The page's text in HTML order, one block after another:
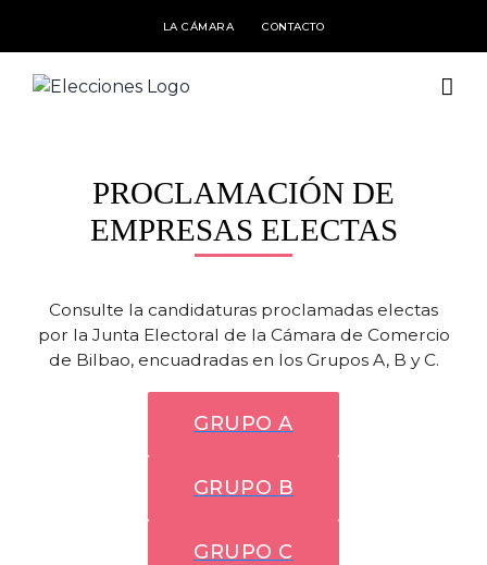
LA CÁMARA CONTACTO
PROCLAMACIÓN DE
EMPRESAS ELECTAS
Consulte la candidaturas proclamadas electas
por la Junta Electoral de la Cámara de Comercio
de Bilbao, encuadradas en los Grupos A, B y C.
GRUPO A
GRUPO B
GRUPO C